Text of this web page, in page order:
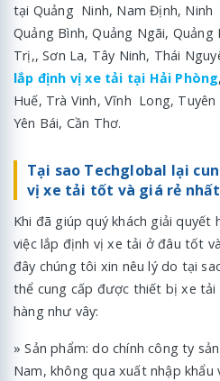
tại Quảng Ninh, Nam Định, Ninh
Quảng Bình, Quảng Ngãi, Quảng
Trị,, Sơn La, Tây Ninh, Thái
lắp định vị xe tải tại Hải Phòng
Huế, Trà Vinh, Vĩnh Long, Tuyên
Yên Bái, Cần Thơ.
Tại sao Techglobal lại
vị xe tải tốt và giá rẻ nhất
Khi đã giúp quý khách giải quyết
việc lắp định vị xe tải ở đâu tốt
đây chúng tôi xin nêu lý do tại
thể cung cấp được thiết bị xe tải
hàng như vây:
» Sản phẩm: do chính công ty
Nam, không qua xuất nhập khẩu